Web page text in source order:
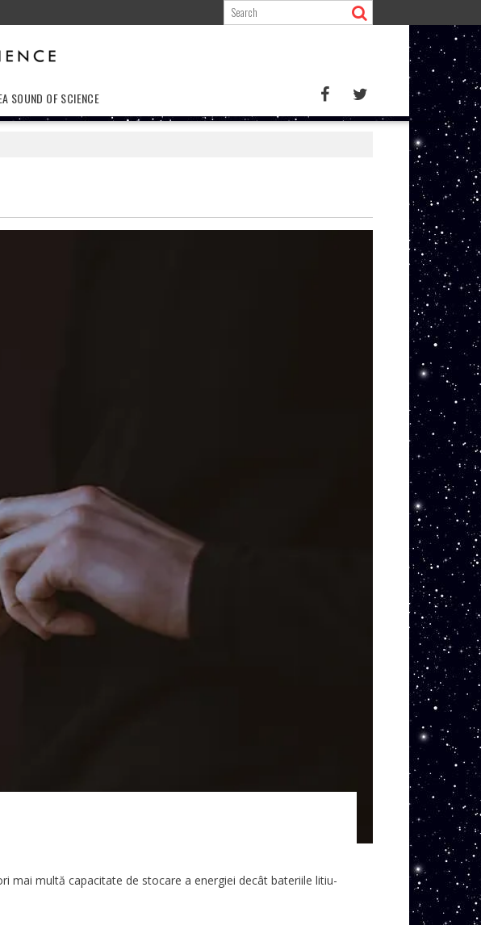
SOUND OF SCIENCE
mai multă capacitate de stocare a energiei decât bateriile litiu-